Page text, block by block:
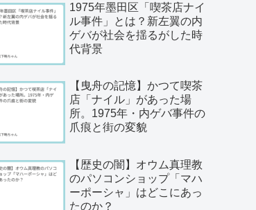
1975年墨田区「喫茶店ナイ
ル事件」とは？新左翼の内
ゲバが社会を揺るがした時
代背景
【曳舟の記憶】かつて喫茶
店「ナイル」があった場
所。1975年・内ゲバ事件の
爪痕と街の変貌
【歴史の闇】オウム真理教
のパソコンショップ「マハ
ーポーシャ」はどこにあっ
たのか？